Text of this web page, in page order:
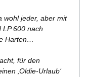
wohl jeder, aber mit
LP 600 nach
Harten…
für den
‚Oldie-Urlaub‘